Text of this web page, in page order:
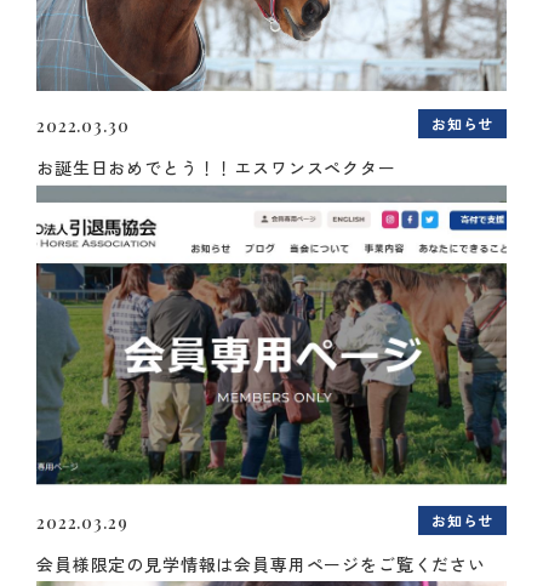
2022.03.30 お知らせ
お誕生日おめでとう！！エスワンスペクター
2022.03.29 お知らせ
会員様限定の見学情報は会員専用ページをご覧ください